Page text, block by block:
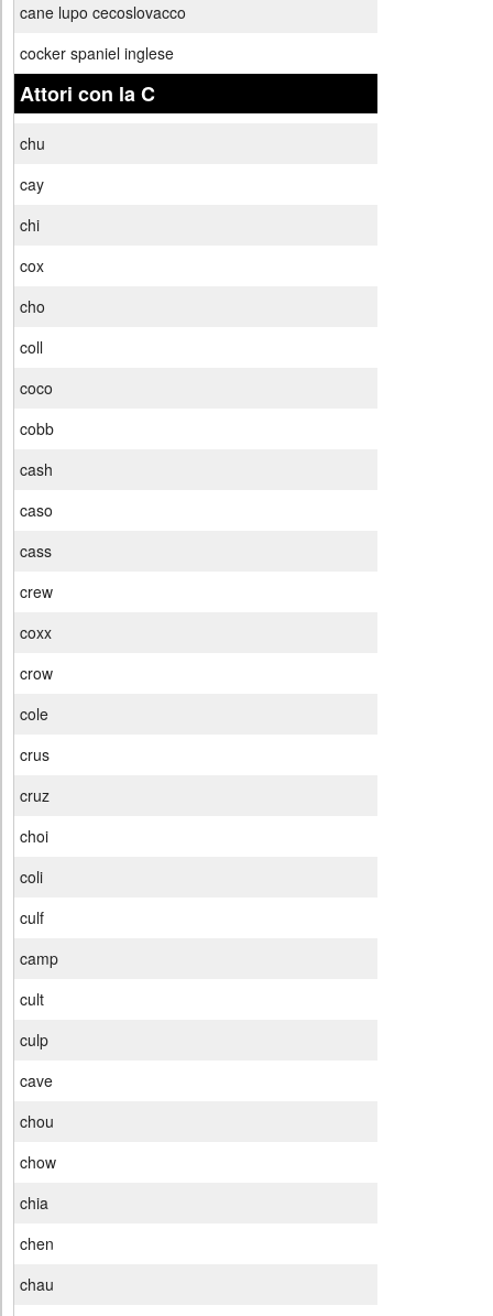
cane lupo cecoslovacco
cocker spaniel inglese
Attori con la C
chu
cay
chi
cox
cho
coll
coco
cobb
cash
caso
cass
crew
coxx
crow
cole
crus
cruz
choi
coli
culf
camp
cult
culp
cave
chou
chow
chia
chen
chau